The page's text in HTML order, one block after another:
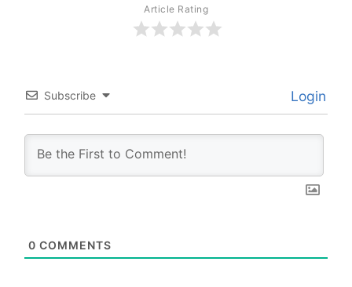
Article Rating
Subscribe Login
0 COMMENTS